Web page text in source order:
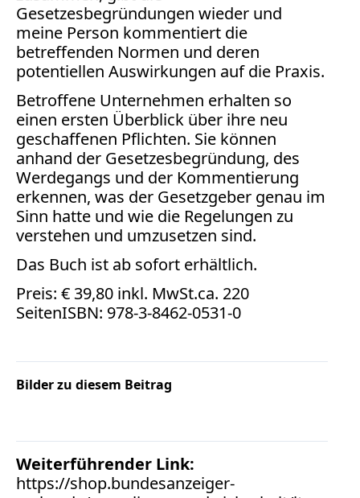
Gesetzesbegründungen wieder und
meine Person kommentiert die
betreffenden Normen und deren
potentiellen Auswirkungen auf die Praxis.
Betroffene Unternehmen erhalten so
einen ersten Überblick über ihre neu
geschaffenen Pflichten. Sie können
anhand der Gesetzesbegründung, des
Werdegangs und der Kommentierung
erkennen, was der Gesetzgeber genau im
Sinn hatte und wie die Regelungen zu
verstehen und umzusetzen sind.
Das Buch ist ab sofort erhältlich.
Preis: € 39,80 inkl. MwSt.ca. 220
SeitenISBN: 978-3-8462-0531-0
Bilder zu diesem Beitrag
Weiterführender Link:
https://shop.bundesanzeiger-
Markenrecht
Meinungsfreiheit
Persönlichkeitsrecht
Print
Radio
Sportwetten
TV
Tagesspiegel
Urheberrecht
Verbraucherrecht
Volle
Kanne
WDR